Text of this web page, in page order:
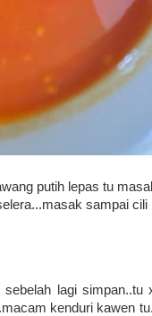
putih lepas tu
sampai
lagi
kenduri kawen